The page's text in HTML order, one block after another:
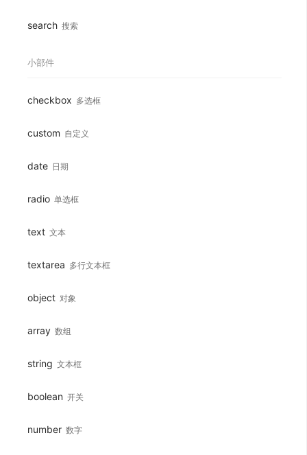
search 搜索
小部件
checkbox 多选框
custom 自定义
date 日期
radio 单选框
text 文本
textarea 多行文本框
object 对象
array 数组
string 文本框
boolean 开关
number 数字